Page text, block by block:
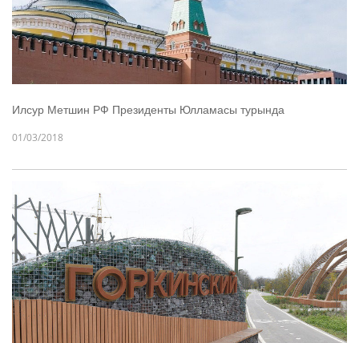
Илсур Метшин РФ Президенты Юлламасы турында
01/03/2018